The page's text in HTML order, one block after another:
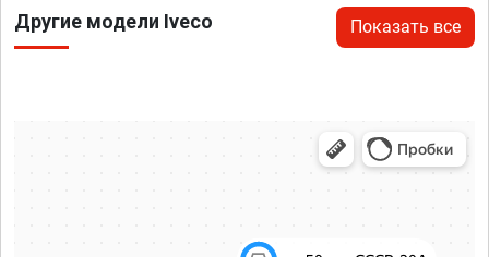
Другие модели Iveco Показать все